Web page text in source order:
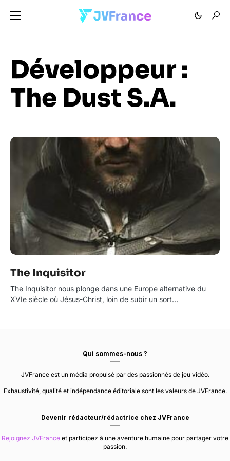
Développeur :
The Dust S.A.
The Inquisitor
The Inquisitor nous plonge dans une Europe alternative du
XVIe siècle où Jésus-Christ, loin de subir un sort…
Qui sommes-nous ?
JVFrance est un média propulsé par des passionnés de jeu vidéo.
Exhaustivité, qualité et indépendance éditoriale sont les valeurs de JVFrance.
Devenir rédacteur/rédactrice chez JVFrance
Rejoignez JVFrance et participez à une aventure humaine pour partager votre
passion.